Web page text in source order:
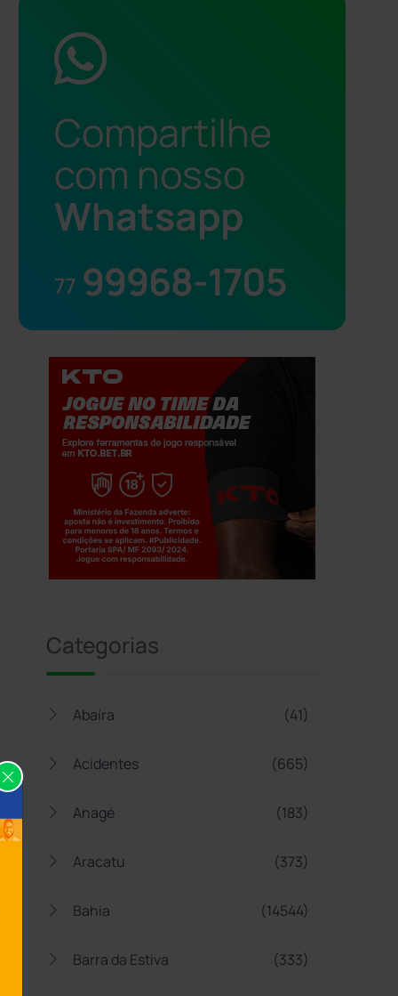
Compartilhe
com nosso
Whatsapp
77 99968-1705
Categorias
Abaíra (41)
Acidentes (665)
Anagé (183)
Aracatu (373)
Bahia (14544)
Barra da Estiva (333)